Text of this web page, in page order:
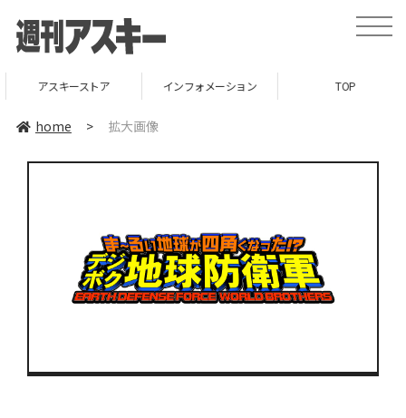
toggle
アスキーストア インフォメーション TOP
home > 拡大画像